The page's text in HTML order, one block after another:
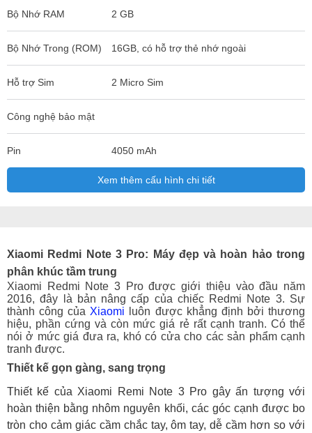
Bộ Nhớ RAM 2 GB
Bộ Nhớ Trong (ROM) 16GB, có hỗ trợ thẻ nhớ ngoài
Hỗ trợ Sim 2 Micro Sim
Công nghệ bảo mật
Pin 4050 mAh
Xem thêm cấu hình chi tiết
Xiaomi Redmi Note 3 Pro: Máy đẹp và hoàn hảo trong
phân khúc tầm trung
Xiaomi Redmi Note 3 Pro được giới thiệu vào đầu năm
2016, đây là bản nâng cấp của chiếc Redmi Note 3. Sự
thành công của Xiaomi luôn được khẳng định bởi thương
hiệu, phần cứng và còn mức giá rẻ rất cạnh tranh. Có thể
nói ở mức giá đưa ra, khó có cửa cho các sản phẩm cạnh
tranh được.
Thiết kế gọn gàng, sang trọng
Thiết kế của Xiaomi Remi Note 3 Pro gây ấn tượng với
hoàn thiện bằng nhôm nguyên khối, các góc cạnh được bo
tròn cho cảm giác cầm chắc tay, ôm tay, dễ cầm hơn so với